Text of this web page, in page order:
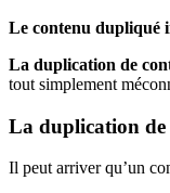
Le contenu dupliqué
La duplication de
tout simplement
La duplication
Il peut arriver qu’un